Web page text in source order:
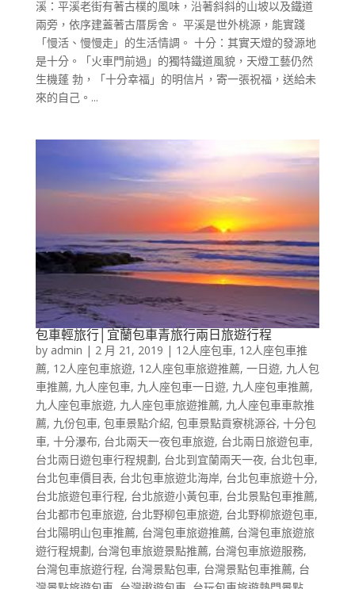
溪：平溪老街有著古樸的風味，沿著斜斜的山坡以及鐵道
兩旁，依序建蓋著古厝房舍。 平溪是世外桃源，能實踐
「慢活、慢慢走」的生活情調。 十分：其實天燈的發源地
是十分。「火車門前過」的獨特鐵道風貌，天燈工藝仍然
生機蓬 勃，「十分幸福」的明信片，寄一張祝福，送給未
來的自己。...
包車輕旅行│宜蘭包車青旅行兩日旅遊行程
by admin | 2 月 21, 2019 | 12人座包車, 12人座包車推
薦, 12人座包車旅遊, 12人座包車旅遊推薦, 一日遊, 九人包
車推薦, 九人座包車, 九人座包車一日遊, 九人座包車推薦,
九人座包車旅遊, 九人座包車旅遊推薦, 九人座包車車款推
薦, 九份包車, 包車景點介紹, 包車景點貢寮桃源谷, 十分包
車, 十分瀑布, 台北兩天一夜包車旅遊, 台北兩日旅遊包車,
台北兩日遊包車行程規劃, 台北到宜蘭兩天一夜, 台北包車,
台北包車價目表, 台北包車旅遊北海岸, 台北包車旅遊十分,
台北旅遊包車行程, 台北旅遊小黃包車, 台北景點包車推薦,
台北都市包車旅遊, 台北野柳包車旅遊, 台北野柳旅遊包車,
台北陽明山包車推薦, 台灣包車旅遊推薦, 台灣包車旅遊旅
遊行程規劃, 台灣包車旅遊景點推薦, 台灣包車旅遊服務,
台灣包車旅遊行程, 台灣景點包車, 台灣景點包車推薦, 台